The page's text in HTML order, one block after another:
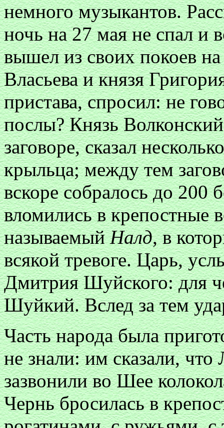
немного музыкантов.
ночь на 27 мая не спал и
вышел из своих покоев
Власьева и князя
пристава, спросил: не
послы? Князь
заговоре, сказал
крыльца; между тем
вскоре собралось до 200
вломились в крепостные
называемыйНалд, в
всякой тревоге. Царь,
Дмитрия Шуйского: для
Шуйкий. Вслед за тем
Часть народа была
не знали: им сказали, что
зазвонили во Шее
Чернь бросилась в